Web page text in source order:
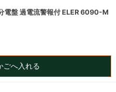
電盤 過電流警報付 ELER 6090-M
ごへ入れる